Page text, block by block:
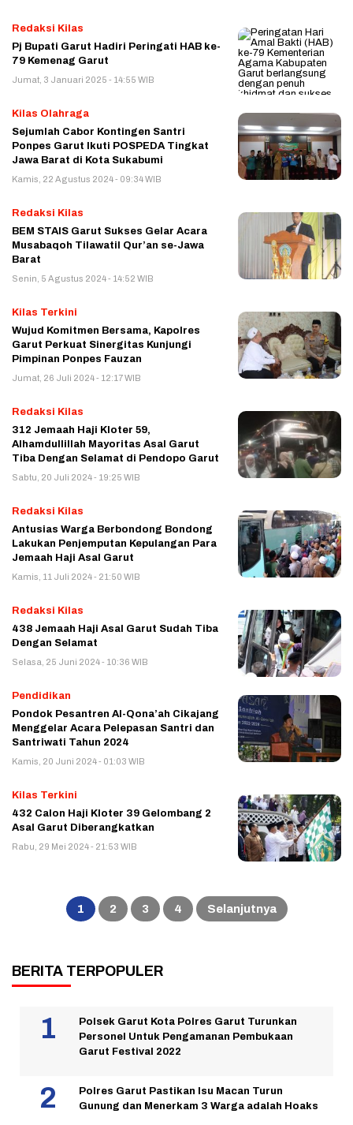
Redaksi Kilas
Pj Bupati Garut Hadiri Peringati HAB ke-
79 Kemenag Garut
Jumat, 3 Januari 2025 - 14:55 WIB
Kilas Olahraga
Sejumlah Cabor Kontingen Santri
Ponpes Garut Ikuti POSPEDA Tingkat
Jawa Barat di Kota Sukabumi
Kamis, 22 Agustus 2024 - 09:34 WIB
Redaksi Kilas
BEM STAIS Garut Sukses Gelar Acara
Musabaqoh Tilawatil Qur’an se-Jawa
Barat
Senin, 5 Agustus 2024 - 14:52 WIB
Kilas Terkini
Wujud Komitmen Bersama, Kapolres
Garut Perkuat Sinergitas Kunjungi
Pimpinan Ponpes Fauzan
Jumat, 26 Juli 2024 - 12:17 WIB
Redaksi Kilas
312 Jemaah Haji Kloter 59,
Alhamdullillah Mayoritas Asal Garut
Tiba Dengan Selamat di Pendopo Garut
Sabtu, 20 Juli 2024 - 19:25 WIB
Redaksi Kilas
Antusias Warga Berbondong Bondong
Lakukan Penjemputan Kepulangan Para
Jemaah Haji Asal Garut
Kamis, 11 Juli 2024 - 21:50 WIB
Redaksi Kilas
438 Jemaah Haji Asal Garut Sudah Tiba
Dengan Selamat
Selasa, 25 Juni 2024 - 10:36 WIB
Pendidikan
Pondok Pesantren Al-Qona’ah Cikajang
Menggelar Acara Pelepasan Santri dan
Santriwati Tahun 2024
Kamis, 20 Juni 2024 - 01:03 WIB
Kilas Terkini
432 Calon Haji Kloter 39 Gelombang 2
Asal Garut Diberangkatkan
Rabu, 29 Mei 2024 - 21:53 WIB
Paginasi
1 2 3 4 Selanjutnya
BERITA TERPOPULER
Polsek Garut Kota Polres Garut Turunkan
Personel Untuk Pengamanan Pembukaan
Garut Festival 2022
Polres Garut Pastikan Isu Macan Turun
Gunung dan Menerkam 3 Warga adalah Hoaks